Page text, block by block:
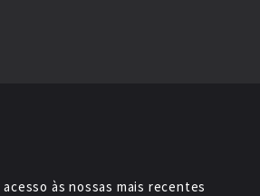
às nossas mais recentes